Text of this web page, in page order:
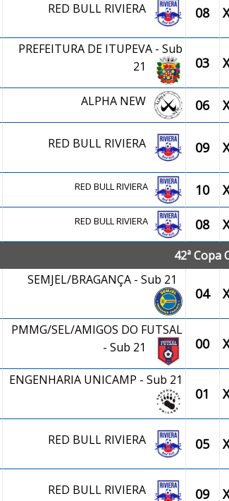
RED BULL RIVIERA 08 X
PREFEITURA DE ITUPEVA - Sub
21
03 X
ALPHA NEW 06 X
RED BULL RIVIERA 09 X
RED BULL RIVIERA 10 X
RED BULL RIVIERA 08 X
42ª Copa
SEMJEL/BRAGANÇA - Sub 21
04 X
PMMG/SEL/AMIGOS DO FUTSAL
- Sub 21
00 X
ENGENHARIA UNICAMP - Sub 21
01 X
RED BULL RIVIERA 05 X
RED BULL RIVIERA 09 X